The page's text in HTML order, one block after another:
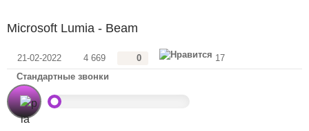
Microsoft Lumia - Beam
21-02-2022 4 669 0
17
Стандартные звонки